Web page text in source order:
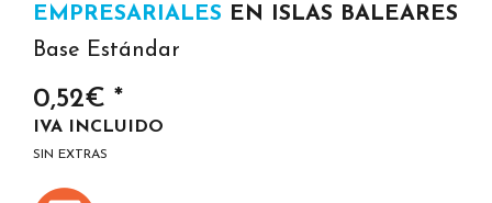
EMPRESARIALES EN ISLAS BALEARES
Base Estándar
0,52€ *
IVA INCLUIDO
SIN EXTRAS